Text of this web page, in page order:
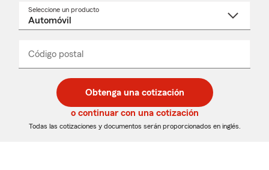
Seleccione un producto
desplegable
Código postal
de
5
dígitos
de
5
dígitos
_____
Obtenga una cotización
o continuar con una cotización
Todas las cotizaciones y documentos serán proporcionados en inglés.